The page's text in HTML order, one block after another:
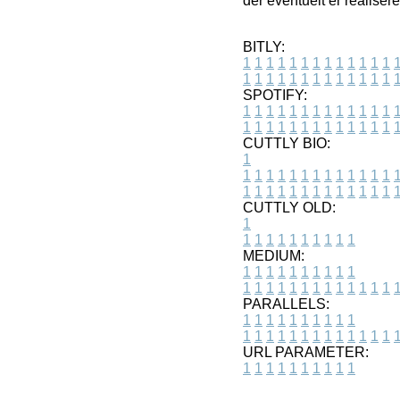
BITLY:
1 1 1 1 1 1 1 1 1 1 1 1 1 1
1 1 1 1 1 1 1 1 1 1 1 1 1 1
SPOTIFY:
1 1 1 1 1 1 1 1 1 1 1 1 1 1
1 1 1 1 1 1 1 1 1 1 1 1 1 1
CUTTLY BIO:
1
1 1 1 1 1 1 1 1 1 1 1 1 1 1
1 1 1 1 1 1 1 1 1 1 1 1 1 1
CUTTLY OLD:
1
1 1 1 1 1 1 1 1 1 1
MEDIUM:
1 1 1 1 1 1 1 1 1 1
1 1 1 1 1 1 1 1 1 1 1 1 1 1
PARALLELS:
1 1 1 1 1 1 1 1 1 1
1 1 1 1 1 1 1 1 1 1 1 1 1 1
URL PARAMETER:
1 1 1 1 1 1 1 1 1 1